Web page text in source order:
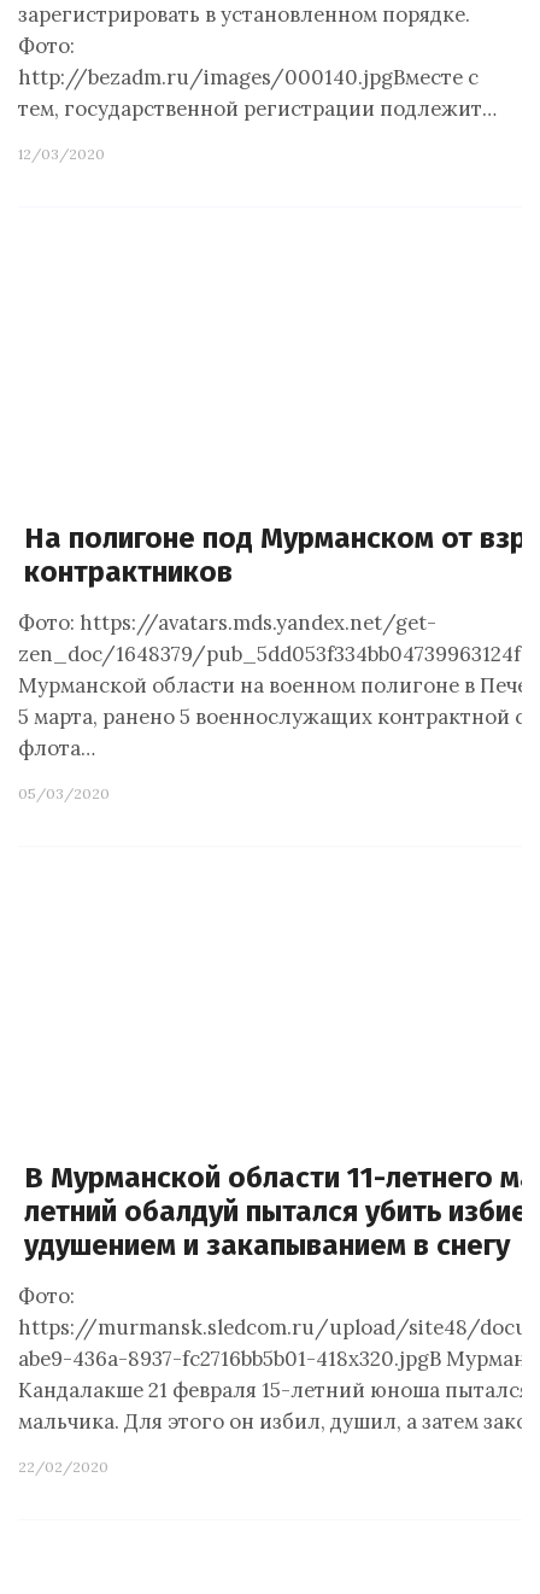
зарегистрировать в установленном порядке.
Фото:
http://bezadm.ru/images/000140.jpgВместе с
тем, государственной регистрации подлежит…
12/03/2020
На полигоне под Мурманском от
контрактников
Фото: https://avatars.mds.yandex.net/get-
zen_doc/1648379/
Мурманской области на военном полигоне в
5 марта, ранено 5 военнослужащих контрактной
флота…
05/03/2020
В Мурманской области 11-летнего
летний обалдуй пытался убить
удушением и закапыванием в снегу
Фото:
https://murmansk.sledcom.ru/upload/site48/
abe9-436a-8937-fc2716bb5b01-418x320.jpgВ
Кандалакше 21 февраля 15-летний юноша пытался
мальчика. Для этого он избил, душил, а затем
22/02/2020